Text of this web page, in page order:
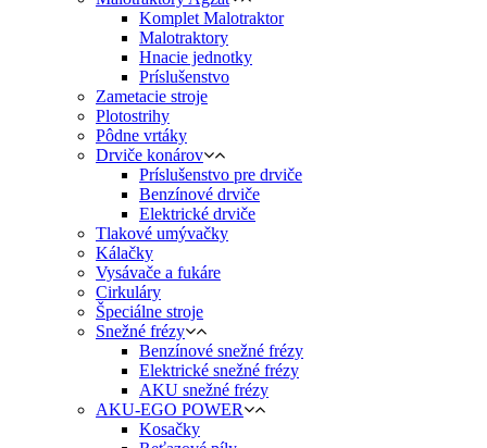
Komplet Malotraktor
Malotraktory
Hnacie jednotky
Príslušenstvo
Zametacie stroje
Plotostrihy
Pôdne vrtáky
Drviče konárov
Príslušenstvo pre drviče
Benzínové drviče
Elektrické drviče
Tlakové umývačky
Kálačky
Vysávače a fukáre
Cirkuláry
Špeciálne stroje
Snežné frézy
Benzínové snežné frézy
Elektrické snežné frézy
AKU snežné frézy
AKU-EGO POWER
Kosačky